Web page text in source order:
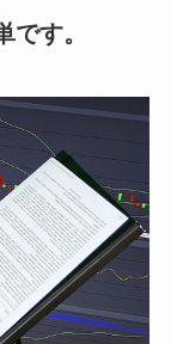
です。